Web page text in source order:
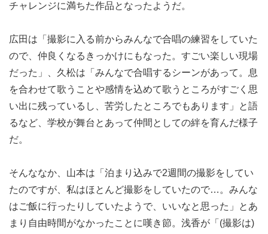
チャレンジに満ちた作品となったようだ。
広田は「撮影に入る前からみんなで合唱の練習をしていた
ので、仲良くなるきっかけにもなった。すごい楽しい現場
だった」、久松は「みんなで合唱するシーンがあって。息
を合わせて歌うことや感情を込めて歌うところがすごく思
い出に残っているし、苦労したところでもあります」と語
るなど、学校が舞台とあって仲間としての絆を育んだ様子
だ。
そんななか、山本は「泊まり込みで2週間の撮影をしてい
たのですが、私はほとんど撮影をしていたので…。みんな
はご飯に行ったりしていたようで、いいなと思った」とあ
まり自由時間がなかったことに嘆き節。浅香が「(撮影は)